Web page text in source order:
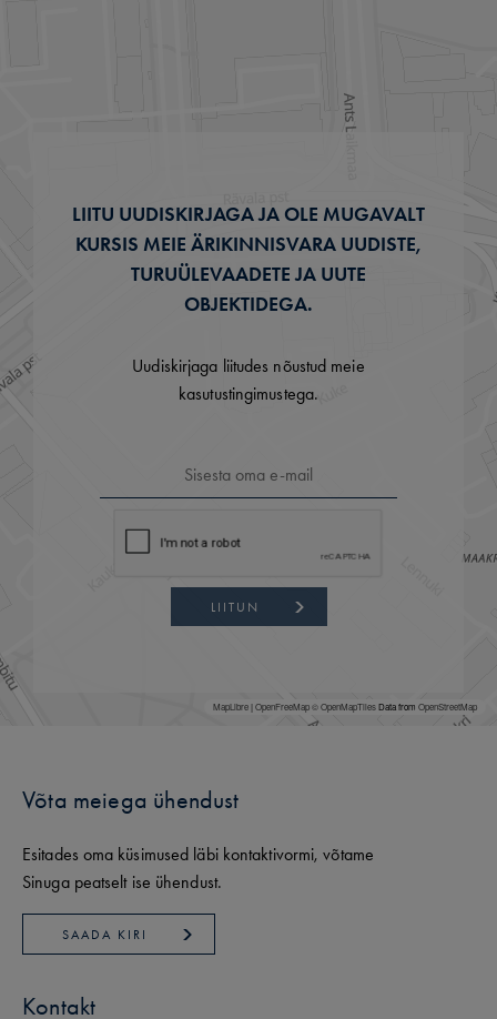
MapLibre|OpenFreeMap© OpenMapTilesData from OpenStreetMap
LIITU UUDISKIRJAGA JA OLE MUGAVALT
KURSIS MEIE ÄRIKINNISVARA UUDISTE,
TURUÜLEVAADETE JA UUTE
OBJEKTIDEGA.
Uudiskirjaga liitudes nõustud meie
kasutustingimustega.
LIITUN
Võta meiega ühendust
Esitades oma küsimused läbi kontaktivormi, võtame
Sinuga peatselt ise ühendust.
SAADA KIRI
Kontakt